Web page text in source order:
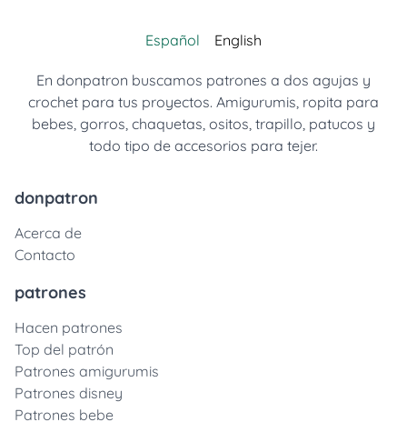
Español English
En donpatron buscamos patrones a dos agujas y
crochet para tus proyectos. Amigurumis, ropita para
bebes, gorros, chaquetas, ositos, trapillo, patucos y
todo tipo de accesorios para tejer.
donpatron
Acerca de
Contacto
patrones
Hacen patrones
Top del patrón
Patrones amigurumis
Patrones disney
Patrones bebe